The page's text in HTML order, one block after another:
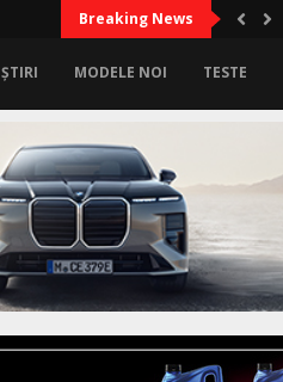
Breaking News
ȘTIRI MODELE NOI TESTE